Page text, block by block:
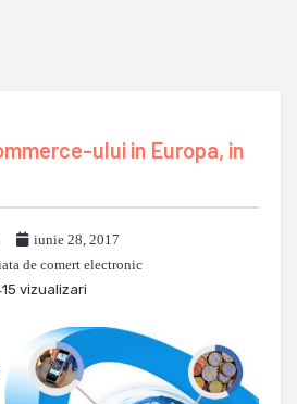
ului in Europa, in
iunie 28, 2017
de comert electronic
vizualizari